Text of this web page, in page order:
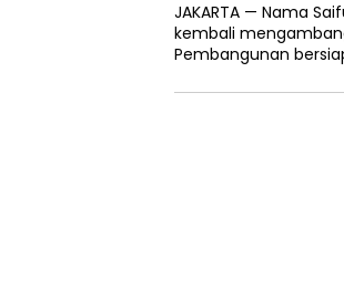
JAKARTA — Nama
kembali
Pembangunan